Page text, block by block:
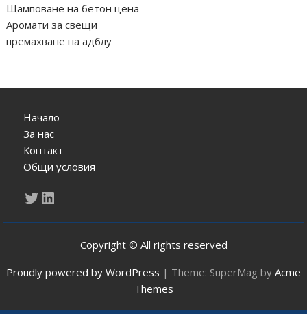
Щамповане на бетон цена
Аромати за свещи
премахване на адблу
Начало
За нас
Контакт
Общи условия
Twitter
LinkedIn
Copyright © All rights reserved
Proudly powered by WordPress | Theme: SuperMag by Acme
Themes